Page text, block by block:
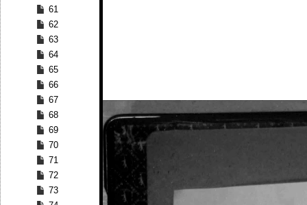
61
62
63
64
65
66
67
68
69
70
71
72
73